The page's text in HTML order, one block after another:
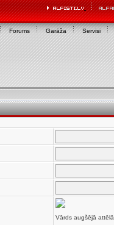
Forums Garāža Servisi
Vārds augšējā